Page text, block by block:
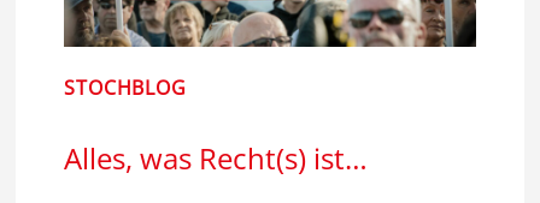
STOCHBLOG
Alles, was Recht(s) ist…